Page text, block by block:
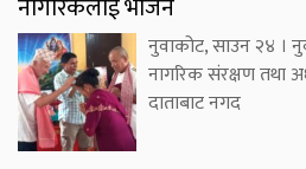
नागरिकलाई भोजन
नुवाकोट, साउन २४ ।
नागरिक संरक्षण तथा
दाताबाट नगद